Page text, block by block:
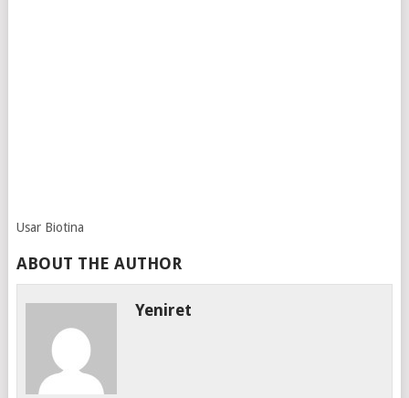
Usar Biotina
ABOUT THE AUTHOR
Yeniret